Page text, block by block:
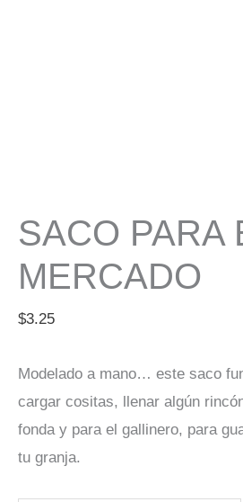
SACO PARA
MERCADO
$3.25
Modelado a mano… este saco
cargar cositas, llenar algún
fonda y para el gallinero, para
tu granja.